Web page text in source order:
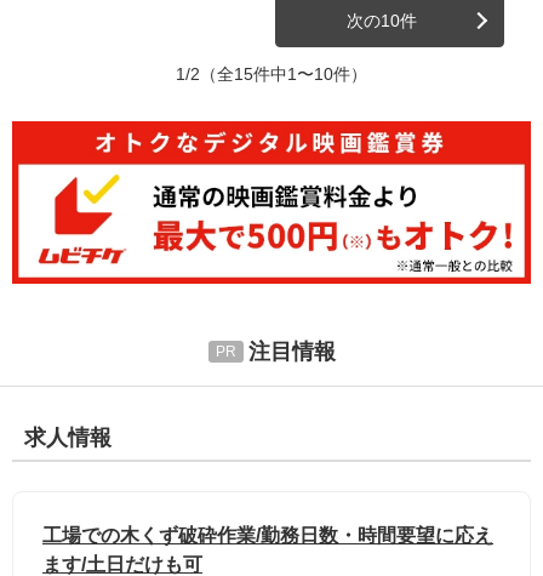
次の10件
1/2 （全15件中1〜10件）
注目情報
求人情報
工場での木くず破砕作業/勤務日数・時間要望に応え
ます/土日だけも可